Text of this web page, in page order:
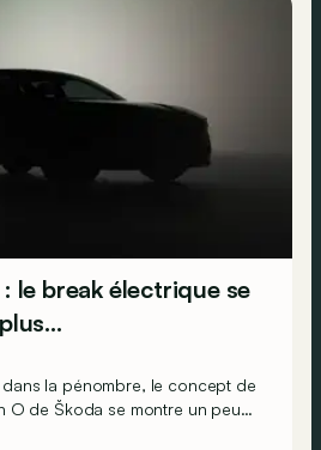
le break électrique se
la pénombre, le concept de
O de Škoda se montre un peu